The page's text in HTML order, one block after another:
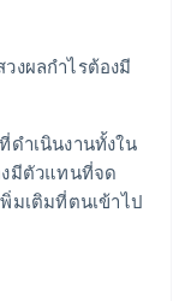
งผลกำไรต้องมี
ดำเนินงานทั้งใน
งมีตัวแทนที่จด
มเติมที่ตนเข้าไป